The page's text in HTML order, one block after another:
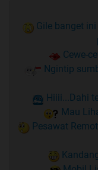
Gile banget ini
Cewe-
Ngintip
Hiiii...Dahi
Mau
Pesawat